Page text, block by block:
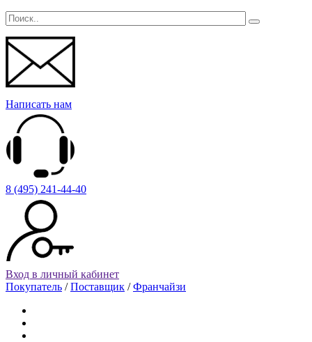
Написать нам
8 (495) 241-44-40
Вход в личный кабинет
Покупатель /Поставщик /Франчайзи